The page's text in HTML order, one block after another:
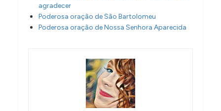
agradecer
Poderosa oração de São Bartolomeu
Poderosa oração de Nossa Senhora Aparecida